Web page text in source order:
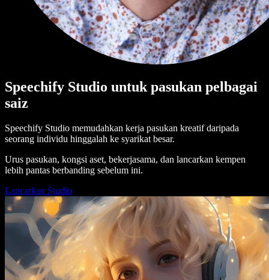
Speechify Studio untuk pasukan pelbagai
saiz
Speechify Studio memudahkan kerja pasukan kreatif daripada
seorang individu hinggalah ke syarikat besar.
Urus pasukan, kongsi aset, bekerjasama, dan lancarkan kempen
lebih pantas berbanding sebelum ini.
Lancarkan Studio